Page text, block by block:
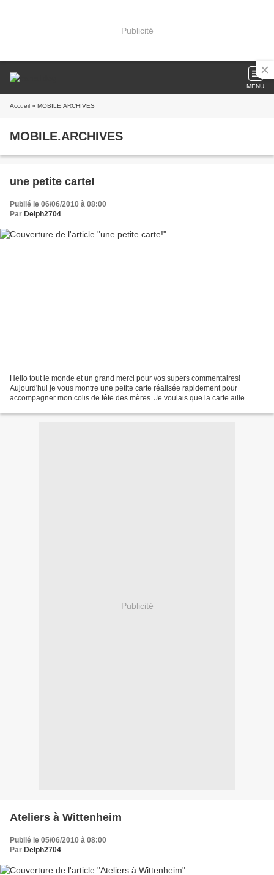
Publicité
MENU
Accueil » MOBILE.ARCHIVES
MOBILE.ARCHIVES
une petite carte!
Publié le 06/06/2010 à 08:00
Par Delph2704
Hello tout le monde et un grand merci pour vos supers commentaires!
Aujourd'hui je vous montre une petite carte réalisée rapidement pour
accompagner mon colis de fête des mères. Je voulais que la carte aille
Publicité
Ateliers à Wittenheim
Publié le 05/06/2010 à 08:00
Par Delph2704